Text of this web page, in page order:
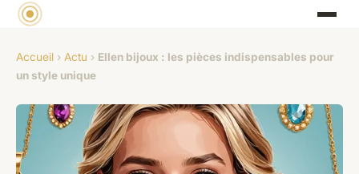
Accueil › Actu › Ellen bijoux : les pièces indispensables pour
un style unique